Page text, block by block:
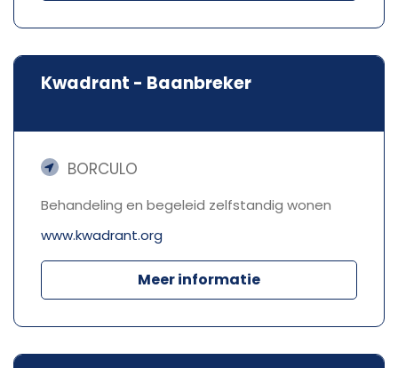
Kwadrant - Baanbreker
BORCULO
Behandeling en begeleid zelfstandig wonen
www.kwadrant.org
Meer informatie